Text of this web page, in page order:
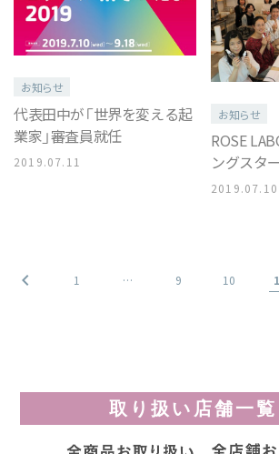
お知らせ
代表田中が「世界を変える起
業家」審査員就任
2019.07.11
お知らせ
ROSE
ングスタ
2019.07.10
chevron_left 1 … 9 10
取り扱い店舗一覧